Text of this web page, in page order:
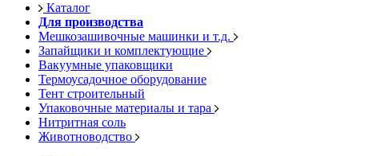
Каталог
Для производства
Мешкозашивочные машинки и т.д.
Запайщики и комплектующие
Вакуумные упаковщики
Термоусадочное оборудование
Тент строительный
Упаковочные материалы и тара
Нитритная соль
Животноводство